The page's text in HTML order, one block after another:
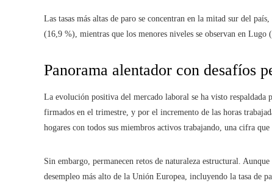
Las tasas más altas de paro se concentran en la mitad sur del
(16,9 %), mientras que los menores niveles se observan en
Panorama alentador con desafíos
La evolución positiva del mercado laboral se ha visto
firmados en el trimestre, y por el incremento de las horas
hogares con todos sus miembros activos trabajando, una cifra
Sin embargo, permanecen retos de naturaleza estructural.
desempleo más alto de la Unión Europea, incluyendo la tasa de